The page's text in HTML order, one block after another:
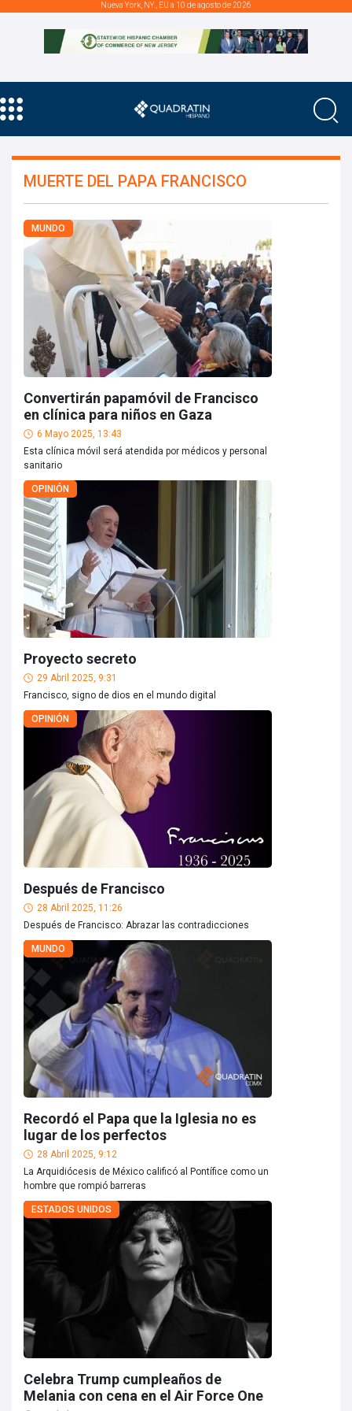
Nueva York, NY., EU a 10 de agosto de 2026
MUERTE DEL PAPA FRANCISCO
MUNDO
Convertirán papamóvil de Francisco
en clínica para niños en Gaza
6 Mayo 2025, 13:43
Esta clínica móvil será atendida por médicos y personal
sanitario
OPINIÓN
Proyecto secreto
29 Abril 2025, 9:31
Francisco, signo de dios en el mundo digital
OPINIÓN
Después de Francisco
28 Abril 2025, 11:26
Después de Francisco: Abrazar las contradicciones
MUNDO
Recordó el Papa que la Iglesia no es
lugar de los perfectos
28 Abril 2025, 9:12
La Arquidiócesis de México calificó al Pontífice como un
hombre que rompió barreras
ESTADOS UNIDOS
Celebra Trump cumpleaños de
Melania con cena en el Air Force One